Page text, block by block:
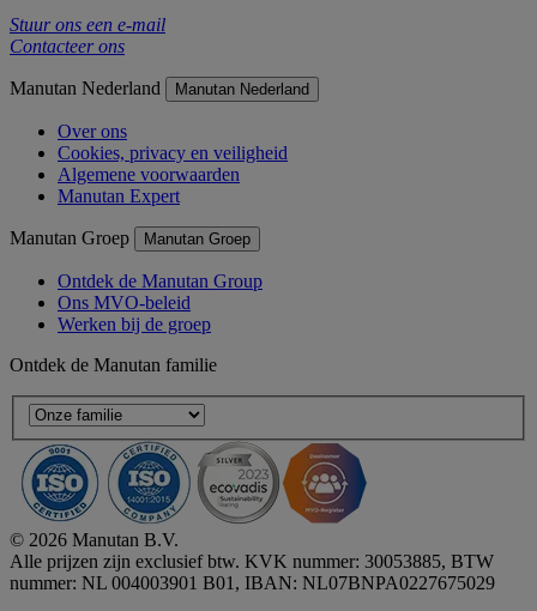
Stuur ons een e-mail
Contacteer ons
Manutan Nederland Manutan Nederland
Over ons
Cookies, privacy en veiligheid
Algemene voorwaarden
Manutan Expert
Manutan Groep Manutan Groep
Ontdek de Manutan Group
Ons MVO-beleid
Werken bij de groep
Ontdek de Manutan familie
© 2026 Manutan B.V.
Alle prijzen zijn exclusief btw. KVK nummer: 30053885, BTW
nummer: NL 004003901 B01, IBAN: NL07BNPA0227675029